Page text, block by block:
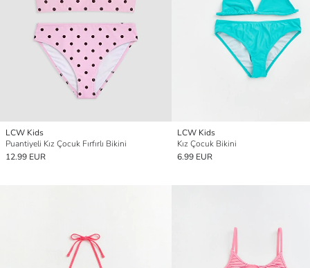
LCW Kids
Puantiyeli Kız Çocuk Fırfırlı Bikini
12.99 EUR
LCW Kids
Kız Çocuk Bikini
6.99 EUR